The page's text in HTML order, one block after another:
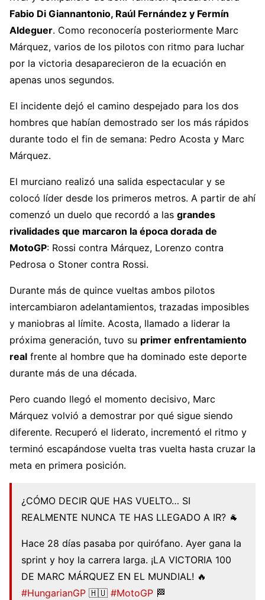
Fabio Di Giannantonio, Raúl Fernández y Fermín
Aldeguer. Como reconocería posteriormente Marc
Márquez, varios de los pilotos con ritmo para luchar
por la victoria desaparecieron de la ecuación en
apenas unos segundos.
El incidente dejó el camino despejado para los dos
hombres que habían demostrado ser los más rápidos
durante todo el fin de semana: Pedro Acosta y Marc
Márquez.
El murciano realizó una salida espectacular y se
colocó líder desde los primeros metros. A partir de ahí
comenzó un duelo que recordó a las grandes
rivalidades que marcaron la época dorada de
MotoGP: Rossi contra Márquez, Lorenzo contra
Pedrosa o Stoner contra Rossi.
Durante más de quince vueltas ambos pilotos
intercambiaron adelantamientos, trazadas imposibles
y maniobras al límite. Acosta, llamado a liderar la
próxima generación, tuvo su primer enfrentamiento
real frente al hombre que ha dominado este deporte
durante más de una década.
Pero cuando llegó el momento decisivo, Marc
Márquez volvió a demostrar por qué sigue siendo
diferente. Recuperó el liderato, incrementó el ritmo y
terminó escapándose vuelta tras vuelta hasta cruzar la
meta en primera posición.
¿CÓMO DECIR QUE HAS VUELTO… SI
REALMENTE NUNCA TE HAS LLEGADO A IR? 🐐
Hace 28 días pasaba por quirófano. Ayer gana la
sprint y hoy la carrera larga. ¡LA VICTORIA 100
DE MARC MÁRQUEZ EN EL MUNDIAL! 🔥
#HungarianGP 🇭🇺 #MotoGP 🏁